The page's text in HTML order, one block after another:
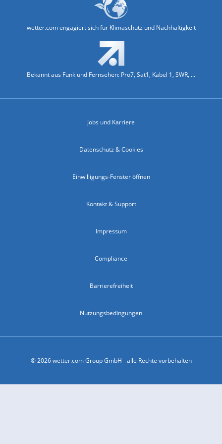
wetter.com engagiert sich für Klimaschutz und Nachhaltigkeit
Bekannt aus Funk und Fernsehen: Pro7, Sat1, Kabel 1, SWR, ...
Jobs und Karriere
Datenschutz & Cookies
Einwilligungs-Fenster öffnen
Kontakt & Support
Impressum
Compliance
Barrierefreiheit
Nutzungsbedingungen
© 2026 wetter.com Group GmbH - alle Rechte vorbehalten